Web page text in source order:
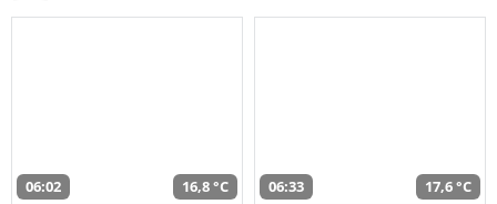
06:02 16,8 °C 06:33 17,6 °C